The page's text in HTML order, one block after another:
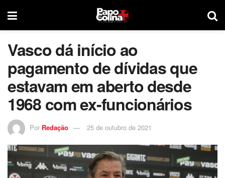
Vasco dá início ao
pagamento de dívidas que
estavam em aberto desde
1968 com ex-funcionários
Por Redação 25 de outubro de 2021